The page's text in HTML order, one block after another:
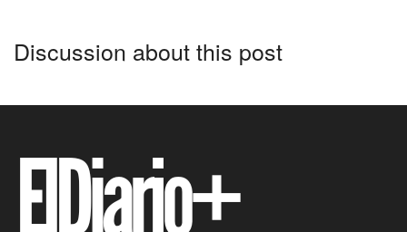
Discussion about this post